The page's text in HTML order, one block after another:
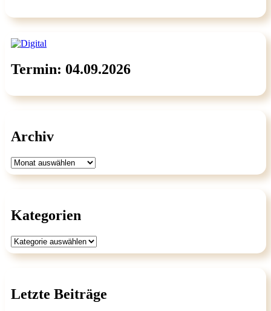
Termin: 04.09.2026
Archiv
Archiv
Kategorien
Kategorien
Letzte Beiträge